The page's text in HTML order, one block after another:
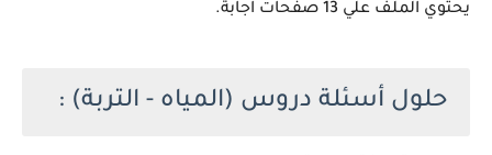
يحتوي الملف علي 13 صفحات اجابة.
حلول أسئلة دروس (المياه - التربة) :